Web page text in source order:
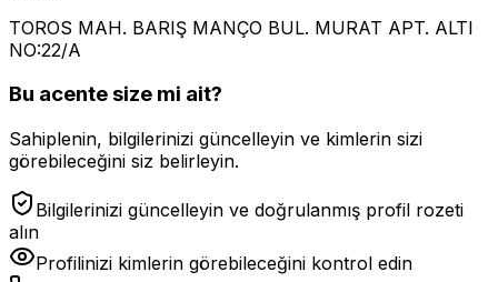
TOROS MAH. BARIŞ MANÇO BUL. MURAT APT. ALTI
NO:22/A
Bu acente size mi ait?
Sahiplenin, bilgilerinizi güncelleyin ve kimlerin sizi
görebileceğini siz belirleyin.
Bilgilerinizi güncelleyin ve doğrulanmış profil rozeti
alın
Profilinizi kimlerin görebileceğini kontrol edin